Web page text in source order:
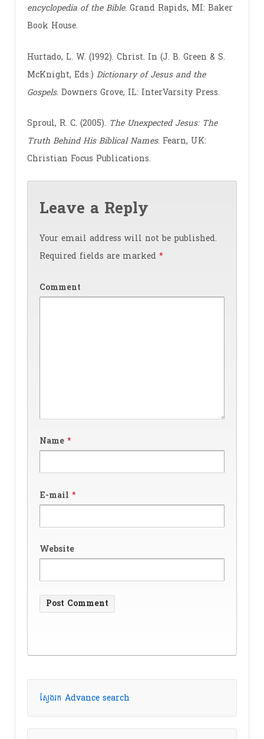
encyclopedia of the Bible. Grand Rapids, MI: Baker
Book House.
Hurtado, L. W. (1992). Christ. In (J. B. Green & S.
McKnight, Eds.) Dictionary of Jesus and the
Gospels. Downers Grove, IL: InterVarsity Press.
Sproul, R. C. (2005). The Unexpected Jesus: The
Truth Behind His Biblical Names. Fearn, UK:
Christian Focus Publications.
Leave a Reply
Your email address will not be published.
Required fields are marked *
Comment
Name *
E-mail *
Website
ស្វែងរក Advance search